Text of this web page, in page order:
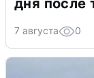
7 августа 0